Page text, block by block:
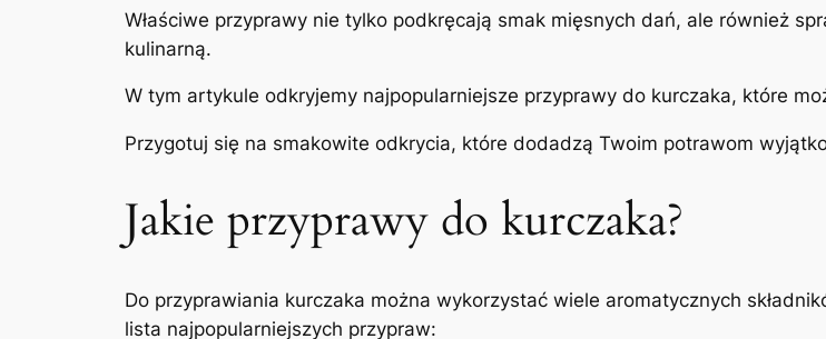
Właściwe przyprawy nie tylko podkręcają smak mięsnych dań, ale również
kulinarną.
W tym artykule odkryjemy najpopularniejsze przyprawy do kurczaka, które
Przygotuj się na smakowite odkrycia, które dodadzą Twoim potrawom
Jakie przyprawy do kurczaka?
Do przyprawiania kurczaka można wykorzystać wiele aromatycznych
lista najpopularniejszych przypraw: